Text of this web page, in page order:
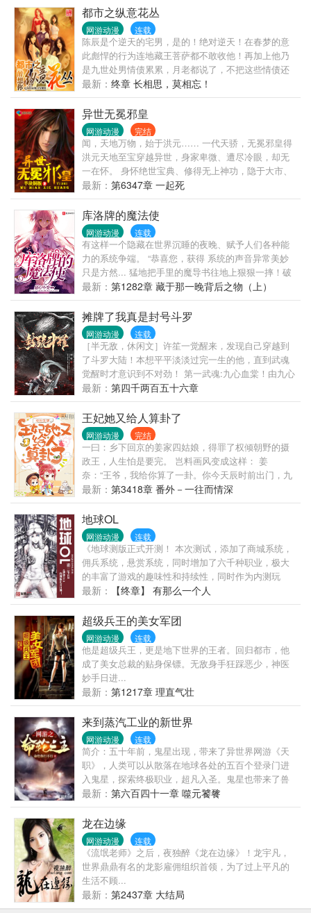
都市之纵意花丛
网游动漫 连载
陈辰是个逆天的宅男，是的！绝对逆天！在春梦的意
此彪悍的行为连地藏王菩萨都不敢收他！再加上他乃
是九世处男情债累累，月老都说了，不把这些情债还
清，你丫就别想投胎！既然重新来过，达官贵人的女
儿绝对不能放过，超级大财团的贵妇董事长也不能错
过！可是，尼玛为什么连外国公主，国际大明星都会
爱上我？简单的说，这是一......
最新： 终章 长相思，莫相忘！
异世无冕邪皇
网游动漫 完结
闻，天地万物，始于洪元…… 一代天骄，无冕邪皇得
洪元天地至宝穿越异世，身家卑微、遭尽冷眼，却无
一在怀。 身怀绝世宝典、修得无上神功，隐于大市、
弄天下于股掌。 所谓： 任由红尘漫漫、天道渺渺。
我自长空破浪、仗剑踏歌。 顺我者生，逆我者亡是我
的原则。 携众美眷、畅游天下是我的心愿。 吾乃邪
皇、天地无冕！（邪皇超级群：91529283，也可以加
入神霄粉丝群：176410743）
最新： 第6347章 一起死
库洛牌的魔法使
网游动漫 连载
有这样一个隐藏在世界沉睡的夜晚、赋予人们各种能
力的系统争端。 “恭喜您，获得 系统的声音异常美妙
只是方然... 猛地把手里的魔导书往地上狠狠一摔！破
口大骂！ “我去你妹的库洛牌！老子才不是魔法少
女！” “说好的修仙炼体、古武斗气！炼金巫术、魔法
异能呢！？” “神他喵无限流酷炫开局，然后获得魔法
少女之力啊！”
最新： 第1282章 藏于那一晚背后之物（上）
摊牌了我真是封号斗罗
网游动漫 连载
［半无敌，休闲文］许笙一觉醒来，发现自己穿越到
了斗罗大陆！本想平平淡淡过完一生的他，直到武魂
觉醒时才意识到不对劲！ 第一武魂:九心血棠！由九心
海棠变异而成，以血为祭，以魂润棠，彻底打破辅助
系的神话！ 第二武魂：冰蔷薇之剑！攻击力碾压昊天
锤，成就大陆最强器武魂！ 在素云涛震惊的目光下，
许笙无奈的望着自己身上九个猩红的魂环，“那啥，其
实我只是想平平淡淡过一生，不过你瞧我身上这九个
红圈圈好看么？”
最新： 第四千两百五十六章
王妃她又给人算卦了
网游动漫 完结
一曰：乡下回京的姜家四姑娘，得罪了权倾朝野的摄
政王，人生怕是要完。 岂料画风变成这样： 姜
奈：“王爷，我给你算了一卦。你今天辰时前出门，九
成九会遭雷劈。” 摄政王：……有何化解之法？ 姜
奈：来我阴阳斋购一神器，可避大祸。 暗卫：……这
不一锅盖么？属下觉得您似乎又被坑了。 本王翩然风
采岂是一锅盖可压？让你们看看，何谓头顶锅盖风轻
云淡。 二曰：四姑娘大字不识一个，半点文墨皆无，
写的文章怕是狗屁不通。 上京书院院长：四姑娘上知
天文下知地理，尤其对古姜国历史文化颇有研究，为
学术上作出极大贡献。 群众：怕说的不是同一个人
叭？这个院长八成是个托儿！ 三曰：四姑娘克母克兄
克叔婶姐妹，得送去庵里放养几年磨磨心气儿。 叔婶
姐妹：哭唧唧，求求乃们别造谣了。命苦哇，你们每
造谣一次，我们就集体倒霉一回。 数年后，姜奈牵着
小版摄政王逛街。 儿子好奇问：娘亲，为什么坊间尚
存一赌局，赌你在爹爹手里，活命不过三旬？ 姜奈一
脸心虚：这事要从一副山居图说起。 当年娘亲年少无
知，把你爹坑在一副画里，差点把他给活活饿死
啦…… 儿子：……您当时怎么想的呢？ 姜奈：就觉得
他怪可怜见的，饿得腰太细了……
最新： 第3418章 番外－一往而情深
地球OL
网游动漫 连载
《地球测版正式开测！ 本次测试，添加了商城系统，
佣兵系统，悬赏系统，同时增加了六千种职业，极大
的丰富了游戏的趣味性和持续性，同时作为内测玩
家，大家可以永久获得三折商城购买优惠。 三生的老
书：末世虫潮，250万字，已经完本！
最新： 【终章】 有那么一个人
超级兵王的美女军团
网游动漫 连载
他是超级兵王，更是地下世界的王者。回归都市，他
成了美女总裁的贴身保镖。无敌身手狂踩恶少，神医
妙手日进...
最新： 第1217章 理直气壮
来到蒸汽工业的新世界
网游动漫 连载
简介：五十年前，鬼星出现，带来了异世界网游《天
职》，人类可以从散落在地球各处的五百个登录门进
入鬼星，探索终极职业，超凡入圣。鬼星也带来了兽
神降临，末世之灾！兽神崛起，城市毁灭，人类苟延
残喘。天平的一侧是进化，天平的另一侧是毁灭，人
类的进化速度能否超越毁灭的速度？！主角江铠低价
购入残缺材料，千辛万苦成为了非战斗职业“赌徒”。运
由天生，命由我主，一线之机，与天一搏！
最新： 第六百四十一章 噬元饕餮
龙在边缘
网游动漫 连载
《流氓老师》之后，夜独醉《龙在边缘》！龙宇凡，
世界鼎鼎有名的龙影雇佣组织首领，为了过上平凡的
生活不顾...
最新： 第2437章 大结局